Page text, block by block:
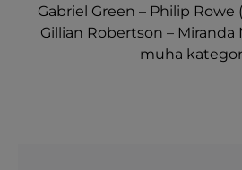
Gabriel Green – Philip
Gillian Robertson – Miranda
muha